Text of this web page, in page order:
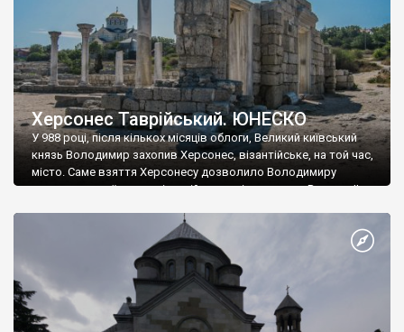
Херсонес Таврійський. ЮНЕСКО
У 988 році, після кількох місяців облоги, Великий київський
князь Володимир захопив Херсонес, візантійське, на той час,
місто. Саме взяття Херсонесу дозволило Володимиру
диктувати свої умови візантійському імператору Василю ІІ, та
Херсонесі Володимир-язичник, став Василем-християнином.
А потім було Хрещення Русі. На честь Херсонесу Таврійського